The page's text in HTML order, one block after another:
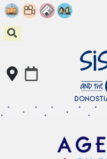
Skip
to
content